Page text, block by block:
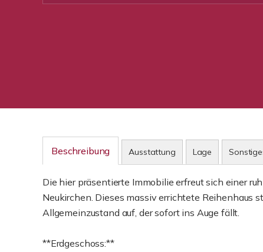
Beschreibung Ausstattung Lage
Die hier präsentierte Immobilie erfreut sich einer
Neukirchen. Dieses massiv errichtete Reihenhaus
Allgemeinzustand auf, der sofort ins Auge fällt.
**Erdgeschoss:**